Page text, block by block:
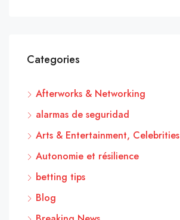
Categories
Afterworks & Networking
alarmas de seguridad
Arts & Entertainment, Celebrities
Autonomie et résilience
betting tips
Blog